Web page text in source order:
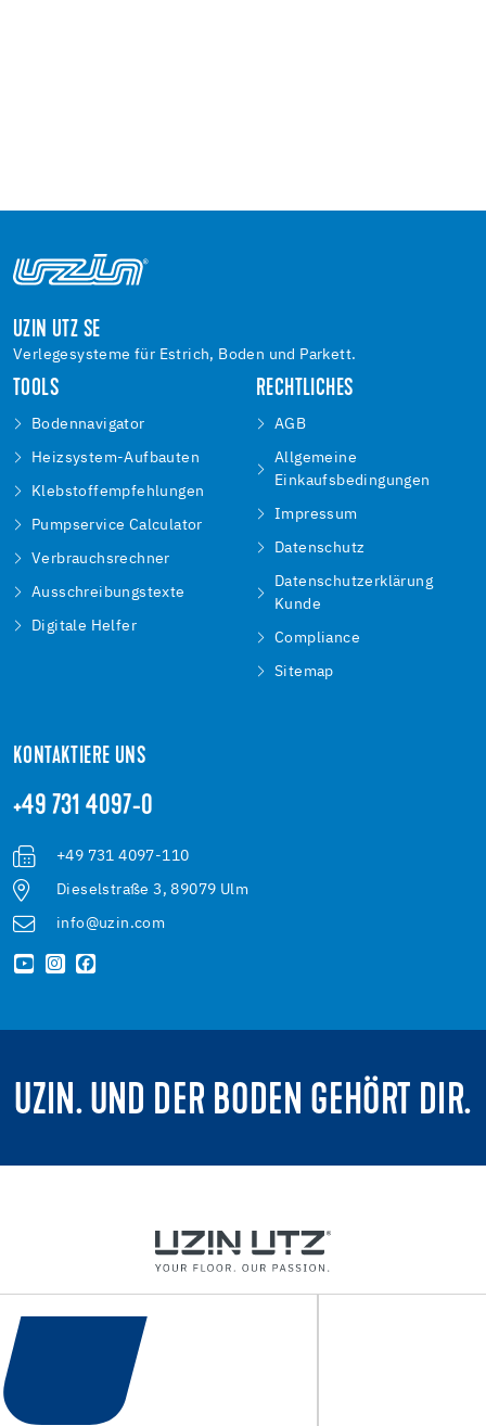
UZIN UTZ SE
Verlegesysteme für Estrich, Boden und Parkett.
TOOLS
Bodennavigator
Heizsystem-Aufbauten
Klebstoffempfehlungen
Pumpservice Calculator
Verbrauchsrechner
Ausschreibungstexte
Digitale Helfer
RECHTLICHES
AGB
Allgemeine
Einkaufsbedingungen
Impressum
Datenschutz
Datenschutzerklärung
Kunde
Compliance
Sitemap
KONTAKTIERE UNS
+49 731 4097-0
+49 731 4097-110
Dieselstraße 3, 89079 Ulm
info@uzin.com
UZIN. UND DER BODEN GEHÖRT DIR.